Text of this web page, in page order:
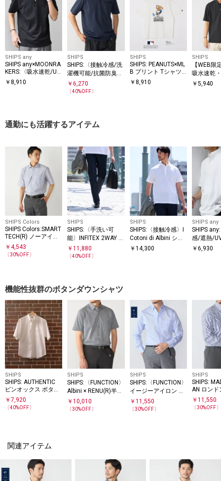
SHIPS any
SHIPS any×MOONRA
KERS:〈吸水速乾/UV
カット/消臭等〉MO
￥ 8,910
SHIPS
SHIPS:〈接触冷感/洗
濯機可能/抗菌防臭〉
COOL TOUCH サマー
ポロシャツ
￥6,270
〔40%OFF〕
SHIPS
SHIPS: PEANUTS×ML
B プリント Tシャツ 2
6SS
￥ 8,910
SHIPS
【WEB限
吸水速乾
ymix（R
￥5,940
通勤にも活躍するアイテム
SHIPS Colors
SHIPS Colors:SMART
TECH(R) ノーアイロ
ン セミワイドカラー
シャツ
￥ 4,543
〔30%OFF〕
SHIPS
SHIPS:〈手洗い可
能〉INFITEX 2WAY ス
トレッチ スラックス
￥11,880
〔40%OFF〕
SHIPS
SHIPS:〈接触冷感〉I
Cotoni di Albini ショ
ート スリーブ ポロシ
￥ 14,300
SHIPS any
SHIPS
感/遮熱/
能等〉サ
￥6,930
機能性抜群のボタンダウンシャツ
SHIPS
SHIPS: AUTHENTIC
ピンオックス ボタン
ダウン ショートスリ
ーブ シャツ
￥ 7,920
〔40%OFF〕
SHIPS
SHIPS:〈FUNCTION〉
Albini × RENU(R)半袖
ジャージー ストライ
プ シャツ
￥10,010
〔30%OFF〕
SHIPS
SHIPS:〈FUNCTION〉
イージーアイロン ピ
ケ イタリアン ボタン
ダウン シャツ
￥ 11,550
〔30%OFF〕
SHIPS
SHIPS:
AN ロン
プ イタリ
ダウン シ
￥11,550
〔30%OFF〕
関連アイテム